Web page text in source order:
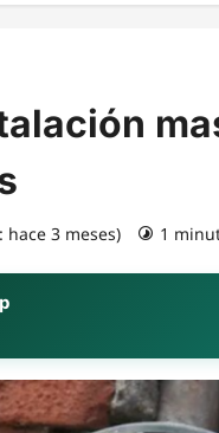
hace 3 meses) 1